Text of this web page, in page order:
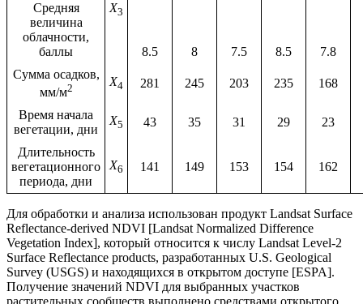
Средняя
величина
облачности,
баллы
X3
8.5 8 7.5 8.5
7.8
Сумма осадков,
мм/м2 X4 281 245 203 235 168
Время начала
вегетации, дни
X5 43 35 31 29 23
Длительность
вегетационного
периода, дни
X6 141 149 153 154 162
Для обработки и анализа использован продукт Landsat Surface
Reflectance-derived NDVI [Landsat Normalized Difference
Vegetation Index], который относится к числу Landsat Level-2
Surface Reflectance products, разработанных U.S. Geological
Survey (USGS) и находящихся в открытом доступе [ESPA].
Получение значений NDVI для выбранных участков
растительных сообществ выполнено средствами открытого